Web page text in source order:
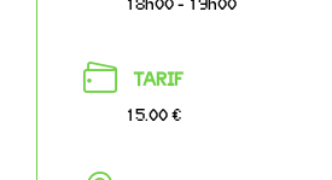
TARIF
15.00 €